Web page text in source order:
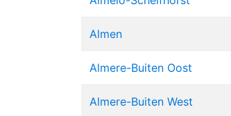
Almen
Almere-Buiten Oost
Almere-Buiten West